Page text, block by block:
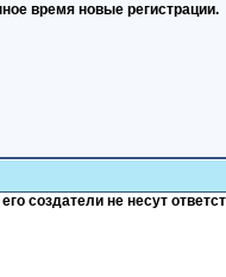
время новые регистрации.
создатели не несут